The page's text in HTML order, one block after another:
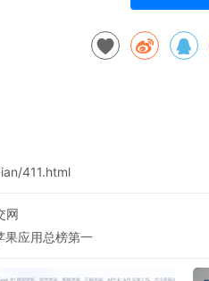
411.html
网
果应用总榜第一